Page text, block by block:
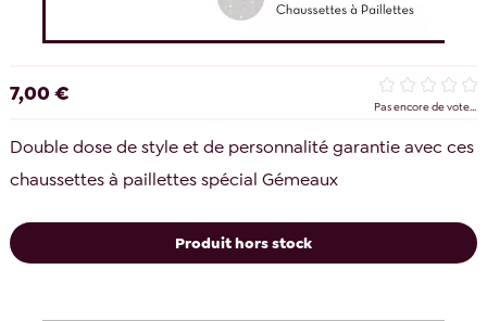
7,00 €
Pas encore de vote...
Double dose de style et de personnalité garantie avec ces
chaussettes à paillettes spécial Gémeaux
Produit hors stock